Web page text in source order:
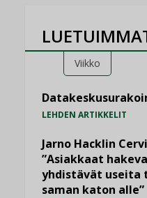
Viikko
LEHDEN ARTIKKELIT
Jarno Hacklin
”Asiakkaat
yhdistävät useita
saman katon alle”